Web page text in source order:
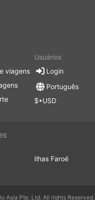
viagens
Usuários
Login
Português
$•USD
Ilhas Faroé
Asia Pte. Ltd. All rights Reserved.